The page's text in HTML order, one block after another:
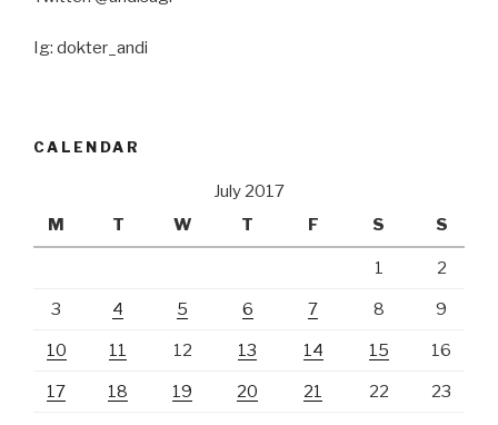
Ig: dokter_andi
CALENDAR
July 2017
M
T W T F S S
1 2
3 4 5 6 7 8 9
10 11 12 13 14 15 16
17 18 19 20 21 22 23